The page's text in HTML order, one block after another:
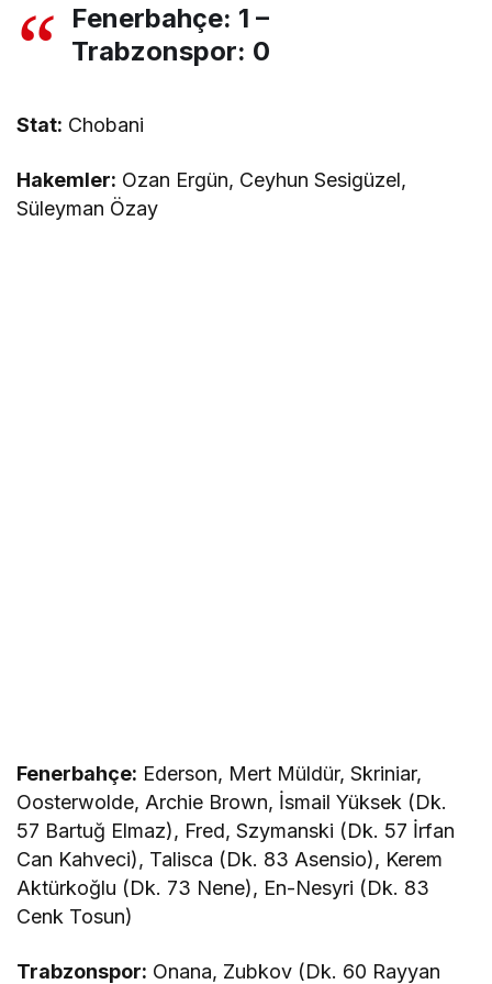
Fenerbahçe: 1 –
Trabzonspor: 0
Stat: Chobani
Hakemler: Ozan Ergün, Ceyhun Sesigüzel,
Süleyman Özay
Fenerbahçe: Ederson, Mert Müldür, Skriniar,
Oosterwolde, Archie Brown, İsmail Yüksek (Dk.
57 Bartuğ Elmaz), Fred, Szymanski (Dk. 57 İrfan
Can Kahveci), Talisca (Dk. 83 Asensio), Kerem
Aktürkoğlu (Dk. 73 Nene), En-Nesyri (Dk. 83
Cenk Tosun)
Trabzonspor: Onana, Zubkov (Dk. 60 Rayyan